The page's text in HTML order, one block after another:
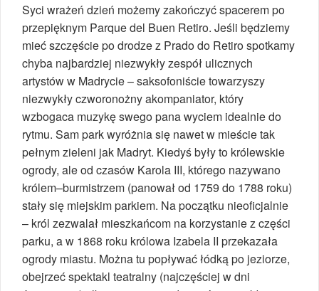
Syci wrażeń dzień możemy zakończyć spacerem po
przepięknym Parque del Buen Retiro. Jeśli będziemy
mieć szczęście po drodze z Prado do Retiro spotkamy
chyba najbardziej niezwykły zespół ulicznych
artystów w Madrycie – saksofoniście towarzyszy
niezwykły czworonożny akompaniator, który
wzbogaca muzykę swego pana wyciem idealnie do
rytmu. Sam park wyróżnia się nawet w mieście tak
pełnym zieleni jak Madryt. Kiedyś były to królewskie
ogrody, ale od czasów Karola III, którego nazywano
królem–burmistrzem (panował od 1759 do 1788 roku)
stały się miejskim parkiem. Na początku nieoficjalnie
– król zezwalał mieszkańcom na korzystanie z części
parku, a w 1868 roku królowa Izabela II przekazała
ogrody miastu. Można tu popływać łódką po jeziorze,
obejrzeć spektakl teatralny (najczęściej w dni